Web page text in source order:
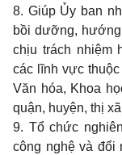
8. Giúp Ủy ban
bồi dưỡng,
chịu trách nhiệm
các lĩnh vực
Văn hóa, Khoa
quận, huyện, thị
9. Tổ chức
công nghệ và